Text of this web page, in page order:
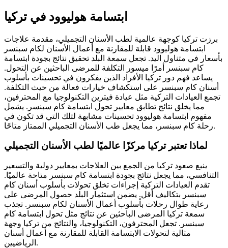
ابتسامة هوليوود في تركيا
برزت تركيا كوجهة عالمية لطب الأسنان التجميلي، مقدمة علاجات
ابتسامة هوليوود قابلة للمقارنة مع أعمال الأسنان لكام سبنسر
بأسعار في متناول اليد. تجعل سمعة البلد تحقيق نتائج بجودة ابتسامة
كام سبنسر أمرًا ميسور التكلفة للمرضى الباحثين عن التحول.
يساعد فهم دور تركيا الأفراد الذين يفكرون في تحسينات بأسلوب
أسنان كام سبنسر على استكشاف خيارات فعالة من حيث التكلفة.
تجمع العيادات التركية مثل عيادة فيترين التكنولوجيا مع المحترفين،
مما يخلق نتائج تطابق معايير تحول ابتسامة كام سبنسر. يشمل
مفهوم ابتسامة هوليوود تحسينات مشابهة لتلك التي قد تكون في
رحلة كام سبنسر، مما يجعل طب الأسنان التجميلي الممتاز متاحًا.
لماذا تعتبر تركيا مركزًا عالميًا لطب الأسنان التجميلي
ينبع صعود تركيا من الجمع بين العلاجات بمعايير دولية والتسعير
التنافسي، مما يجعل نتائج بجودة ابتسامة كام سبنسر متاحة عالميًا.
تقدم العيادات التركية إجراءات تخلق تحولات بأسلوب أسنان كام
سبنسر بتكاليف أقل. يضمن استثمار البلد حصول المرضى على
رعاية طوال رحلات بأسلوب أعمال الأسنان لكام سبنسر. تجذب
سمعة تركيا المرضى الباحثين عن نتائج مثل تحول ابتسامة كام
سبنسر. تجعل المحترفون، التكنولوجيا، والنتائج من تركيا وجهة
مثالية لتحولات الابتسامة القابلة للمقارنة مع أعمال أسنان
الرياضيين.